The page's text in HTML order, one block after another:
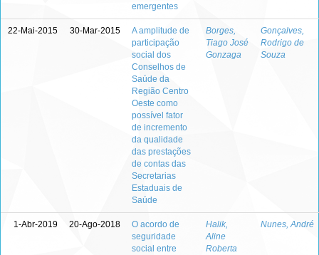
emergentes
22-Mai-2015 30-Mar-2015
A amplitude de
participação
social dos
Conselhos de
Saúde da
Região Centro
Oeste como
possível fator
de incremento
da qualidade
das prestações
de contas das
Secretarias
Estaduais de
Saúde
Borges,
Tiago José
Gonzaga
Gonçalves,
Rodrigo de
Souza
1-Abr-2019 20-Ago-2018
O acordo de
seguridade
social entre
Halik,
Aline
Roberta
Nunes, André